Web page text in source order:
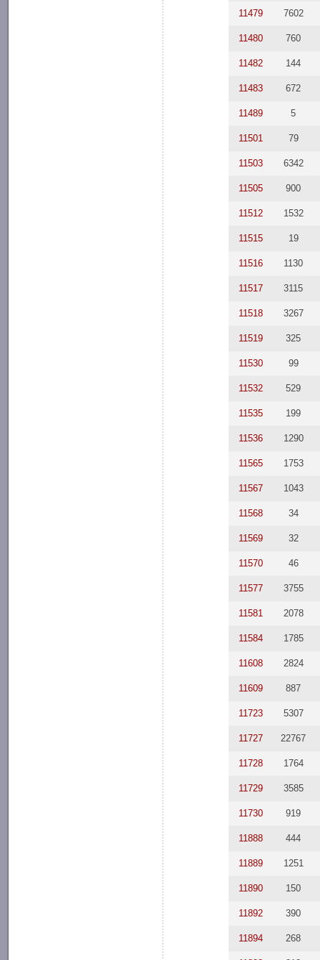
11479 7602
11480 760
11482 144
11483 672
11489 5
11501 79
11503 6342
11505 900
11512 1532
11515 19
11516 1130
11517 3115
11518 3267
11519 325
11530 99
11532 529
11535 199
11536 1290
11565 1753
11567 1043
11568 34
11569 32
11570 46
11577 3755
11581 2078
11584 1785
11608 2824
11609 887
11723 5307
11727 22767
11728 1764
11729 3585
11730 919
11888 444
11889 1251
11890 150
11892 390
11894 268